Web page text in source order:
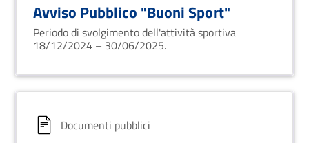
Avviso Pubblico "Buoni Sport"
Periodo di svolgimento dell'attività sportiva
18/12/2024 – 30/06/2025.
Documenti pubblici